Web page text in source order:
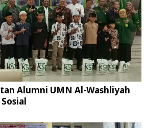
Alumni UMN Al-Washliyah